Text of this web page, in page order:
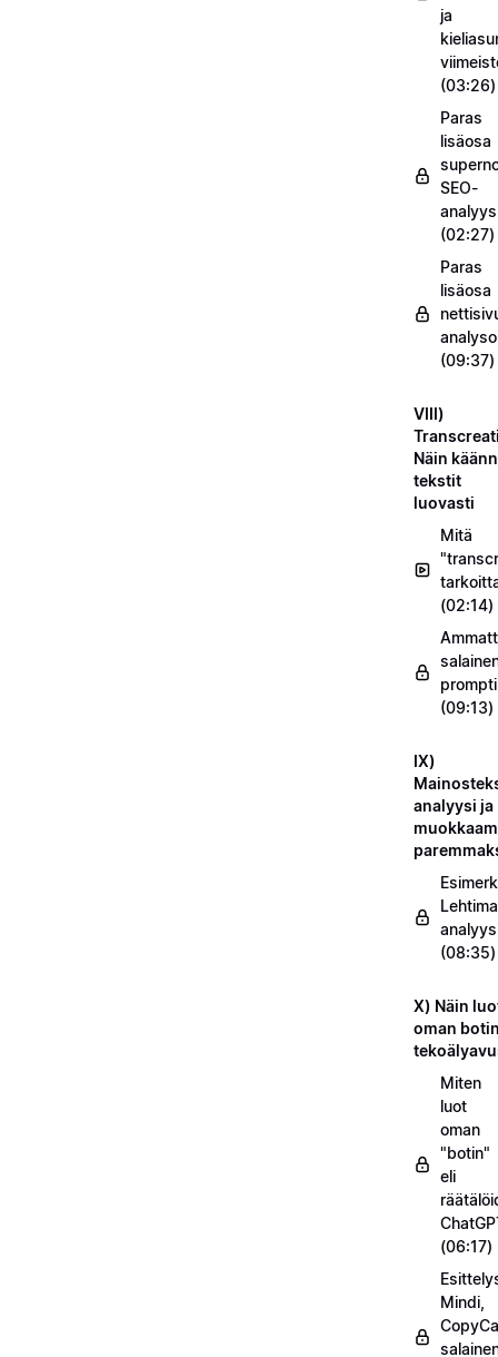
ja
(03:26)
Paras
lisäosa
SEO-
(02:27)
Paras
lisäosa
(09:37)
VIII)
Näin
tekstit
luovasti
Mitä
(02:14)
prompti
(09:13)
IX)
analyysi ja
(08:35)
X) Näin
oman
Miten
luot
oman
"botin"
eli
(06:17)
Mindi,